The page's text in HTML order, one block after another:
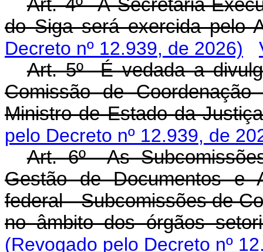
Art. 4º A Secretaria-
do Siga será exercida pelo
Decreto nº 12.939, de 2026)
Art. 5º É vedada a
Comissão de
Ministro de Estado da
pelo Decreto nº 12.939, de
Art. 6º As
Gestão de Documentos e
federal - Subcomissões de
no âmbito dos órgãos
(Revogado pelo Decreto nº